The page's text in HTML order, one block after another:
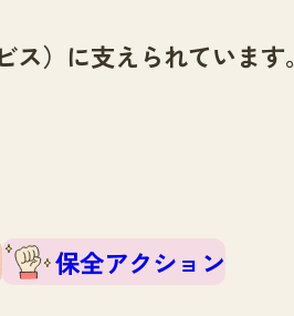
）に支えられています。
保全アクション